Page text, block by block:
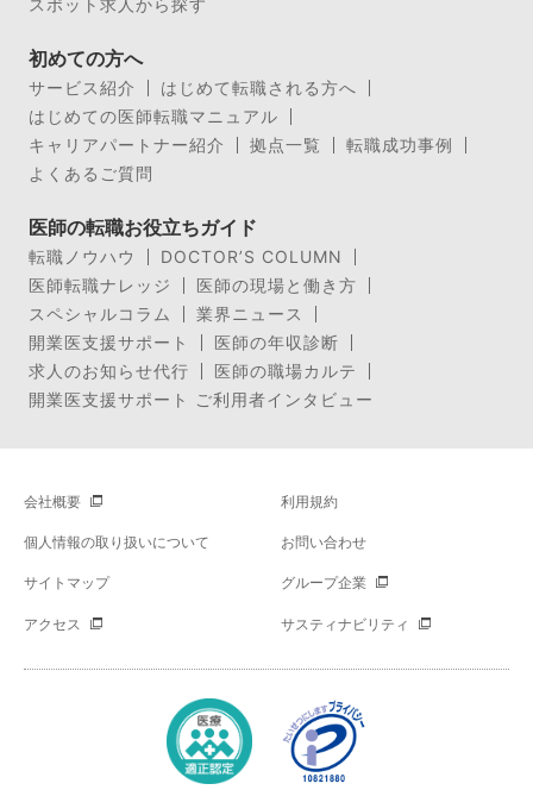
初めての方へ
サービス紹介
はじめて転職される方へ
はじめての医師転職マニュアル
キャリアパートナー紹介
拠点一覧
転職成功事例
よくあるご質問
医師の転職お役立ちガイド
転職ノウハウ
DOCTOR’S COLUMN
医師転職ナレッジ
医師の現場と働き方
スペシャルコラム
業界ニュース
開業医支援サポート
医師の年収診断
求人のお知らせ代行
医師の職場カルテ
開業医支援サポート ご利用者インタビュー
会社概要 利用規約
個人情報の取り扱いについて お問い合わせ
サイトマップ グループ企業
アクセス サスティナビリティ